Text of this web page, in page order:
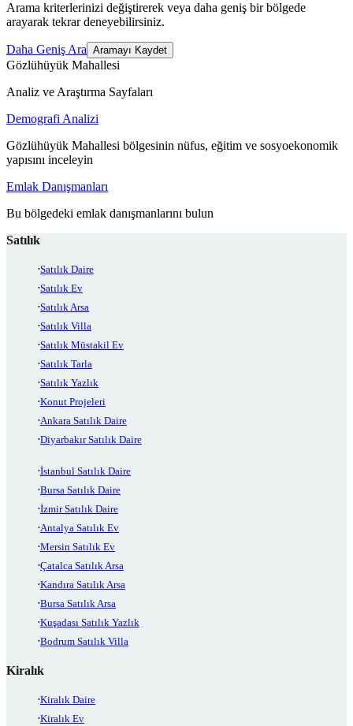
Arama kriterlerinizi değiştirerek veya daha geniş bir bölgede
arayarak tekrar deneyebilirsiniz.
Daha Geniş Ara Aramayı Kaydet
Gözlühüyük Mahallesi
Analiz ve Araştırma Sayfaları
Demografi Analizi
Gözlühüyük Mahallesi bölgesinin nüfus, eğitim ve sosyoekonomik
yapısını inceleyin
Emlak Danışmanları
Bu bölgedeki emlak danışmanlarını bulun
Satılık
Satılık Daire
Satılık Ev
Satılık Arsa
Satılık Villa
Satılık Müstakil Ev
Satılık Tarla
Satılık Yazlık
Konut Projeleri
Ankara Satılık Daire
Diyarbakır Satılık Daire
İstanbul Satılık Daire
Bursa Satılık Daire
İzmir Satılık Daire
Antalya Satılık Ev
Mersin Satılık Ev
Çatalca Satılık Arsa
Kandıra Satılık Arsa
Bursa Satılık Arsa
Kuşadası Satılık Yazlık
Bodrum Satılık Villa
Kiralık
Kiralık Daire
Kiralık Ev